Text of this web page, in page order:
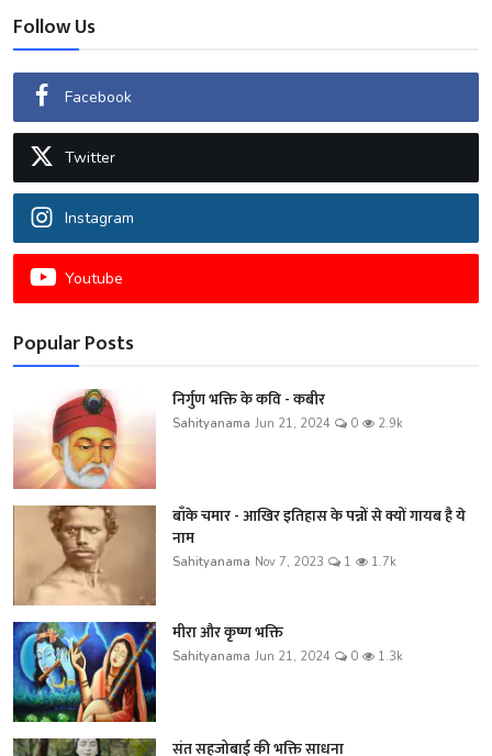
उपन्यास
सिनेमा
शायरी
ग़ज़ल
Follow Us
Facebook
Twitter
Instagram
Youtube
Popular Posts
निर्गुण भक्ति के कवि - कबीर
Sahityanama Jun 21, 2024 0 2.9k
बाँके चमार - आखिर इतिहास के पन्नों से क्यों गायब है ये
नाम
Sahityanama Nov 7, 2023 1 1.7k
मीरा और कृष्ण भक्ति
Sahityanama Jun 21, 2024 0 1.3k
संत सहजोबाई की भक्ति साधना